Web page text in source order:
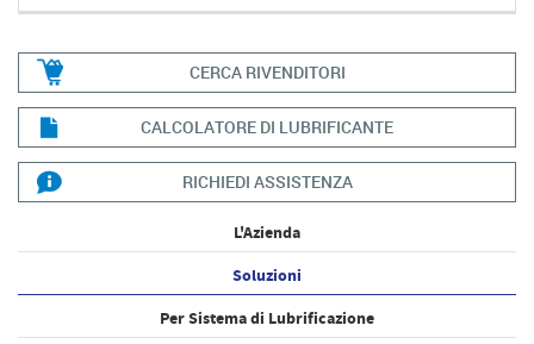
CERCA RIVENDITORI
CALCOLATORE DI LUBRIFICANTE
RICHIEDI ASSISTENZA
L'Azienda
Soluzioni
Per Sistema di Lubrificazione